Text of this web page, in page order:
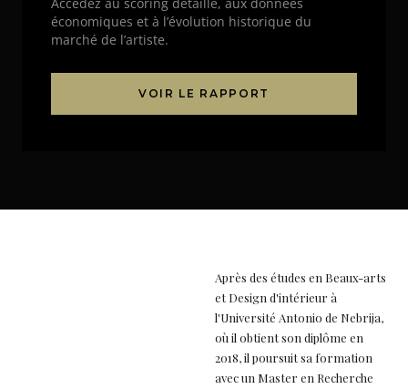
Accédez au scoring détaillé, aux données
économiques et à l’évolution historique du
marché de l’artiste.
VOIR LE RAPPORT
Après des études en Beaux-arts
et Design d'intérieur à
l'Université Antonio de Nebrija,
où il obtient son diplôme en
2018, il poursuit sa formation
avec un Master en Recherche